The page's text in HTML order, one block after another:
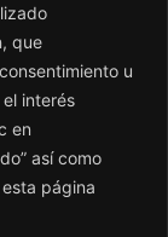
que
u
interés
en
así como
página